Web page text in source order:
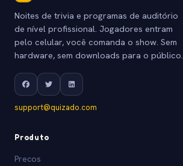
Noites de trivia e programas de auditório
de nível profissional. Jogadores entram
pelo celular, você comanda o show. Sem
hardware, sem downloads para o público.
support@quizado.com
Produto
Precos